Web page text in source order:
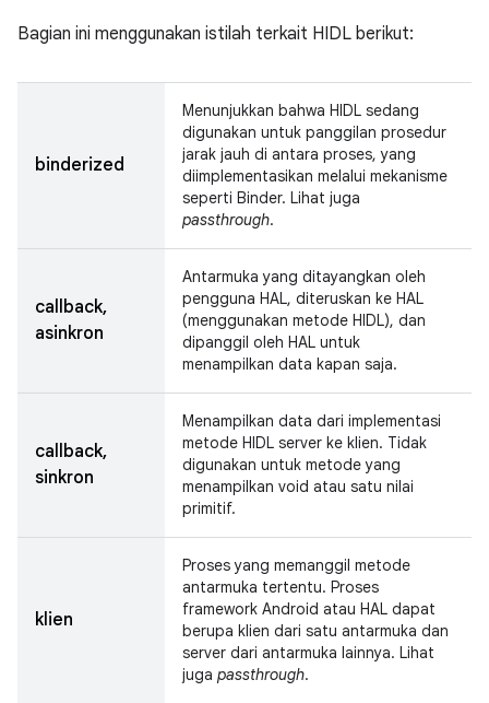
Bagian ini menggunakan istilah terkait HIDL berikut:
binderized
Menunjukkan bahwa HIDL sedang
digunakan untuk panggilan prosedur
jarak jauh di antara proses, yang
diimplementasikan melalui mekanisme
seperti Binder. Lihat juga
passthrough.
callback,
asinkron
Antarmuka yang ditayangkan oleh
pengguna HAL, diteruskan ke HAL
(menggunakan metode HIDL), dan
dipanggil oleh HAL untuk
menampilkan data kapan saja.
callback,
sinkron
Menampilkan data dari implementasi
metode HIDL server ke klien. Tidak
digunakan untuk metode yang
menampilkan void atau satu nilai
primitif.
klien
Proses yang memanggil metode
antarmuka tertentu. Proses
framework Android atau HAL dapat
berupa klien dari satu antarmuka dan
server dari antarmuka lainnya. Lihat
juga passthrough.